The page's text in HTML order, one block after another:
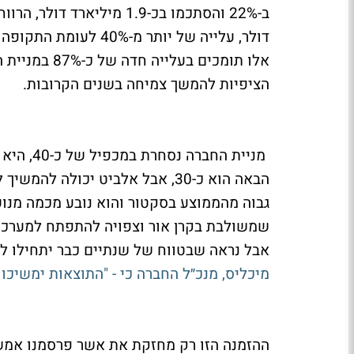
אלו
הציפיות להמשך צמיחה בשנים הקרובות.
מניית
הבאה הוא כ-30, אבל אלביט
גבוה מהממוצע בסקטור והוא נובע מכמה
שמשולבת בקרן אור וצפויה להתפתח
אבל נראה שבטווח של שנתיים כבר יתחילו
מיכליס, מנכ״ל החברה כי - "התוצאות
ההזמנה הזו רק מחזקת את אשר פרסמנו